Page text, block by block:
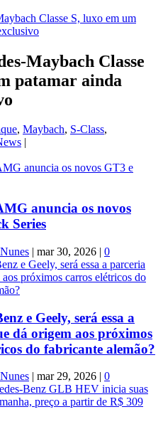
Maybach Classe
patamar ainda
, Maybach, S-Class,
|
anuncia os novos
Series
| mar 30, 2026 | 0
e Geely, será essa a
dá origem aos próximos
do fabricante alemão?
| mar 29, 2026 | 0